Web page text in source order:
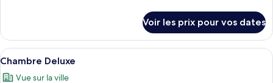
de
chambre :
Chambre
le
type
de
Chambre
Voir les prix pour vos dates
Afficher
toutes
Une chambre d’hôtel dotée d’une
5
Chambre Deluxe
Vue sur la ville